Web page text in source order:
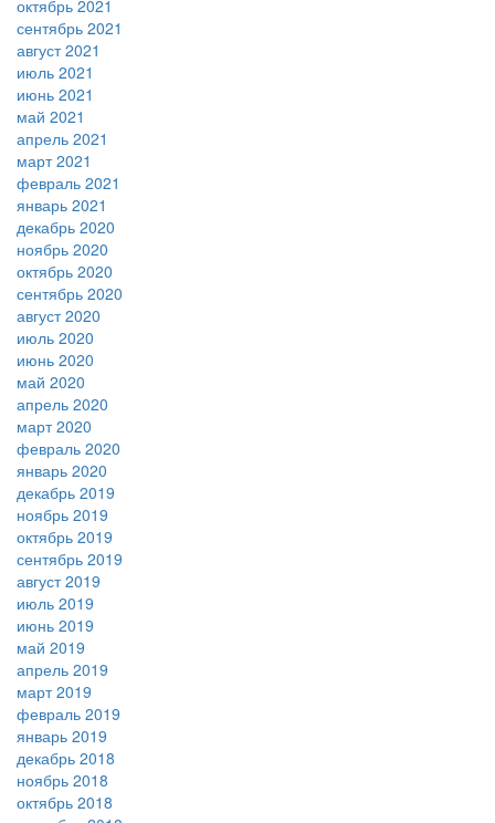
октябрь 2021
сентябрь 2021
август 2021
июль 2021
июнь 2021
май 2021
апрель 2021
март 2021
февраль 2021
январь 2021
декабрь 2020
ноябрь 2020
октябрь 2020
сентябрь 2020
август 2020
июль 2020
июнь 2020
май 2020
апрель 2020
март 2020
февраль 2020
январь 2020
декабрь 2019
ноябрь 2019
октябрь 2019
сентябрь 2019
август 2019
июль 2019
июнь 2019
май 2019
апрель 2019
март 2019
февраль 2019
январь 2019
декабрь 2018
ноябрь 2018
октябрь 2018